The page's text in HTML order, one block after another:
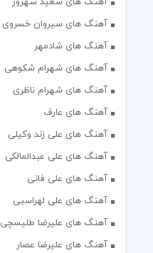
آهنگ های سیروان خسروی
آهنگ های شادمهر
آهنگ های شهرام شکوهی
آهنگ های شهرام ناظری
آهنگ های عارف
آهنگ های علی زند وکیلی
آهنگ های علی عبدالمالکی
آهنگ های علی فانی
آهنگ های علی لهراسبی
آهنگ های علیرضا طلیسچی
آهنگ های علیرضا عصار